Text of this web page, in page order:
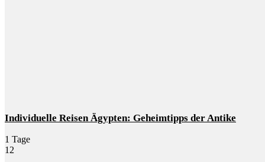
Individuelle Reisen Ägypten: Geheimtipps der Antike
1 Tage
12